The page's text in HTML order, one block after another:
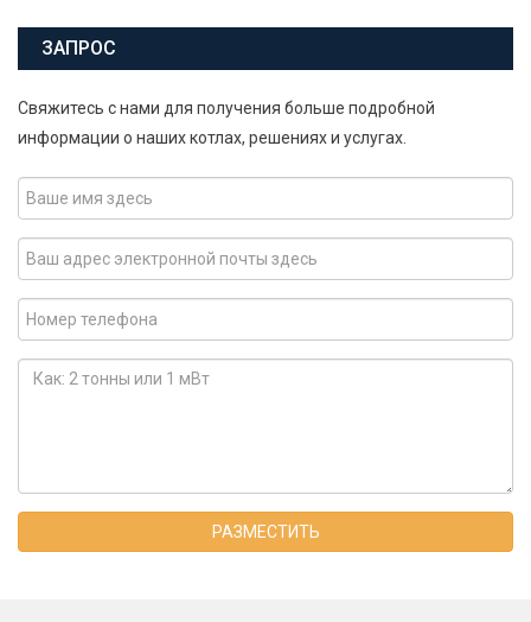
ЗАПРОС
Свяжитесь с нами для получения больше подробной
информации о наших котлах, решениях и услугах.
РАЗМЕСТИТЬ